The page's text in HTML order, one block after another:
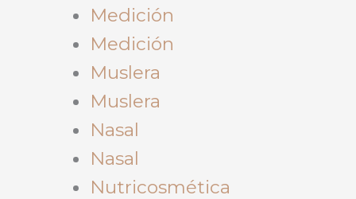
Medición
Medición
Muslera
Muslera
Nasal
Nasal
Nutricosmética